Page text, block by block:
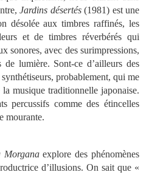
Jardins désertés(1981) est une
désolée aux timbres raffinés, les
et de timbres réverbérés qui
sonores, avec des surimpressions,
lumière. Sont-ce d’ailleurs des
probablement, qui me
musique traditionnelle japonaise.
percussifs comme des étincelles
mourante.
Morganaexplore des phénomènes
d’illusions. On sait que «